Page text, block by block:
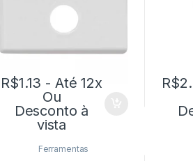
R$1.13 - Até 12x
Ou
Desconto à
vista
R$
Ferramentas